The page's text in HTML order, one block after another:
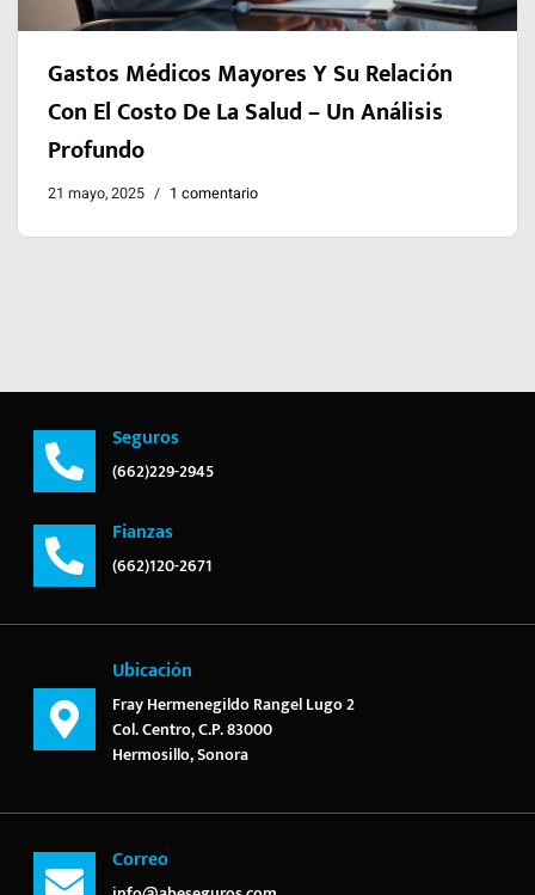
Gastos Médicos Mayores Y Su Relación
Con El Costo De La Salud – Un Análisis
Profundo
21 mayo, 2025 1 comentario
Seguros
(662)229-2945
Fianzas
(662)120-2671
Ubicación
Fray Hermenegildo Rangel Lugo 2
Col. Centro, C.P. 83000
Hermosillo, Sonora
Correo